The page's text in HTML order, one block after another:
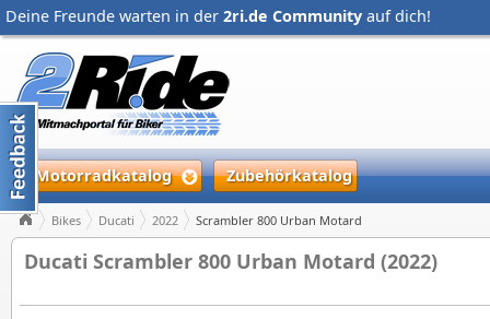
Deine Freunde warten in der 2ri.de Community auf dich!
Motorradkatalog Zubehörkatalog
Bikes Ducati 2022 Scrambler 800 Urban Motard
Ducati Scrambler 800 Urban Motard (2022)